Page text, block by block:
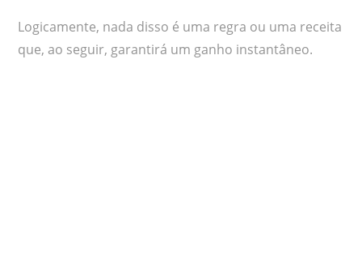
Logicamente, nada disso é uma regra ou uma receita
que, ao seguir, garantirá um ganho instantâneo.